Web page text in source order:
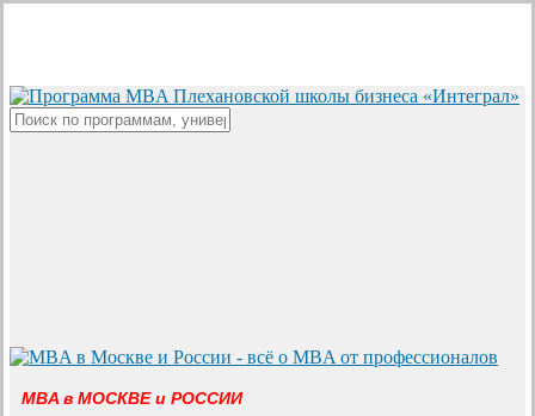
content
MBA в МОСКВЕ и РОССИИ